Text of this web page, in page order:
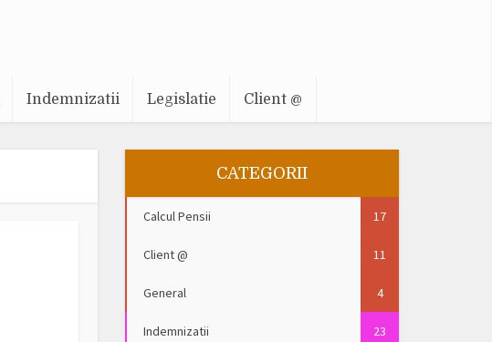
Indemnizatii Legislatie Client @
CATEGORII
Calcul Pensii 17
Client @ 11
General 4
Indemnizatii 23